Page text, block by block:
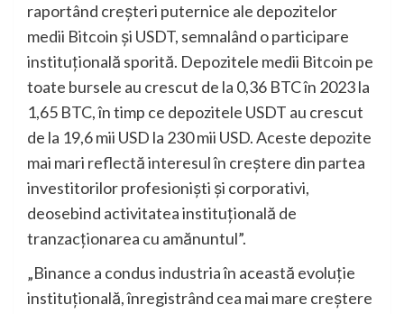
raportând creșteri puternice ale depozitelor
medii Bitcoin și USDT, semnalând o participare
instituțională sporită. Depozitele medii Bitcoin pe
toate bursele au crescut de la 0,36 BTC în 2023 la
1,65 BTC, în timp ce depozitele USDT au crescut
de la 19,6 mii USD la 230 mii USD. Aceste depozite
mai mari reflectă interesul în creștere din partea
investitorilor profesioniști și corporativi,
deosebind activitatea instituțională de
tranzacționarea cu amănuntul”.
„Binance a condus industria în această evoluție
instituțională, înregistrând cea mai mare creștere